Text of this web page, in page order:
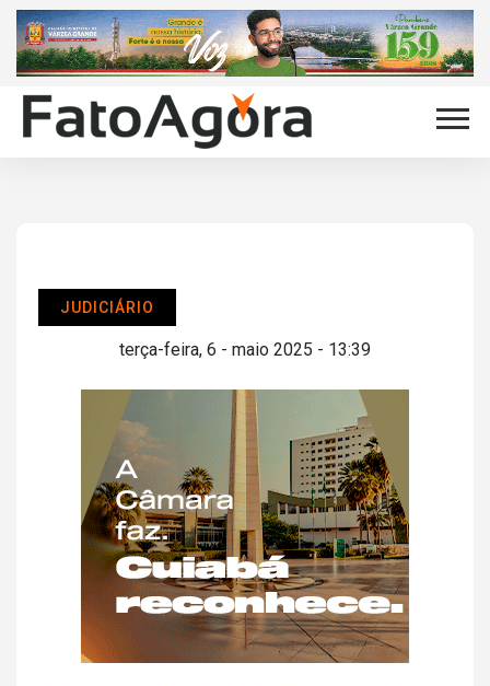
JUDICIÁRIO
terça-feira, 6 - maio 2025 - 13:39